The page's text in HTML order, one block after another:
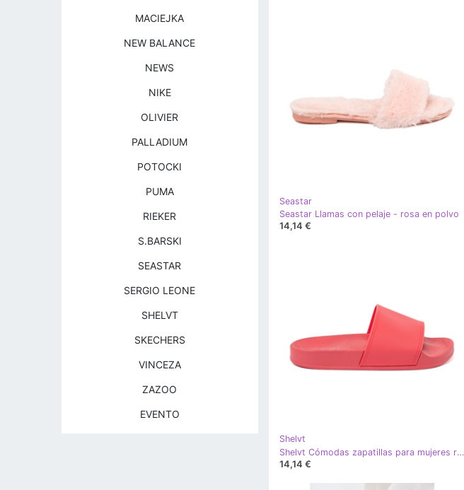
Seastar
Seastar Llamas con pelaje - rosa en polvo
14,14 €
Shelvt
Shelvt Cómodas zapatillas para mujeres rosas
14,14 €
MACIEJKA
NEW BALANCE
NEWS
NIKE
OLIVIER
PALLADIUM
POTOCKI
PUMA
RIEKER
S.BARSKI
SEASTAR
SERGIO LEONE
SHELVT
SKECHERS
VINCEZA
ZAZOO
EVENTO